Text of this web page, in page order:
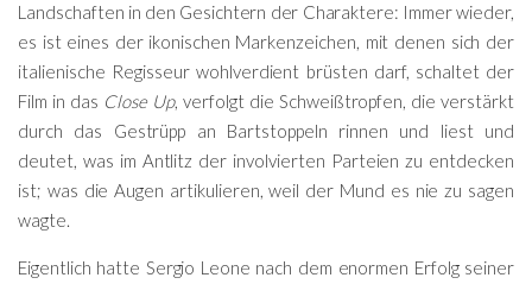
Landschaften in den Gesichtern der Charaktere: Immer wieder,
es ist eines der ikonischen Markenzeichen, mit denen sich der
italienische Regisseur wohlverdient brüsten darf, schaltet der
Film in das Close Up, verfolgt die Schweißtropfen, die verstärkt
durch das Gestrüpp an Bartstoppeln rinnen und liest und
deutet, was im Antlitz der involvierten Parteien zu entdecken
ist; was die Augen artikulieren, weil der Mund es nie zu sagen
wagte.
Eigentlich hatte Sergio Leone nach dem enormen Erfolg seiner